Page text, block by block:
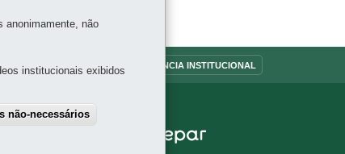
OUVIDORIA TRANSPARÊNCIA INSTITUCIONAL
anonimamente, não
institucionais exibidos
não-necessários